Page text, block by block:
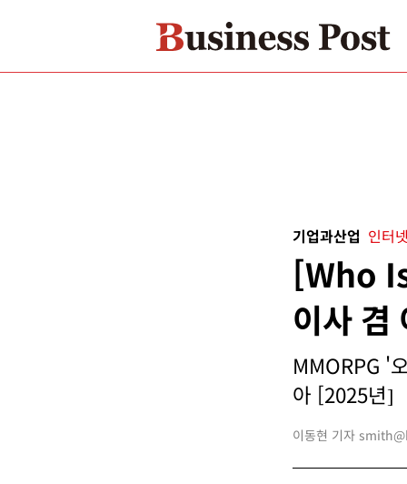
기업과산업 인터
[Who
이사 겸
MMORPG '
아 [2025년]
이동현 기자